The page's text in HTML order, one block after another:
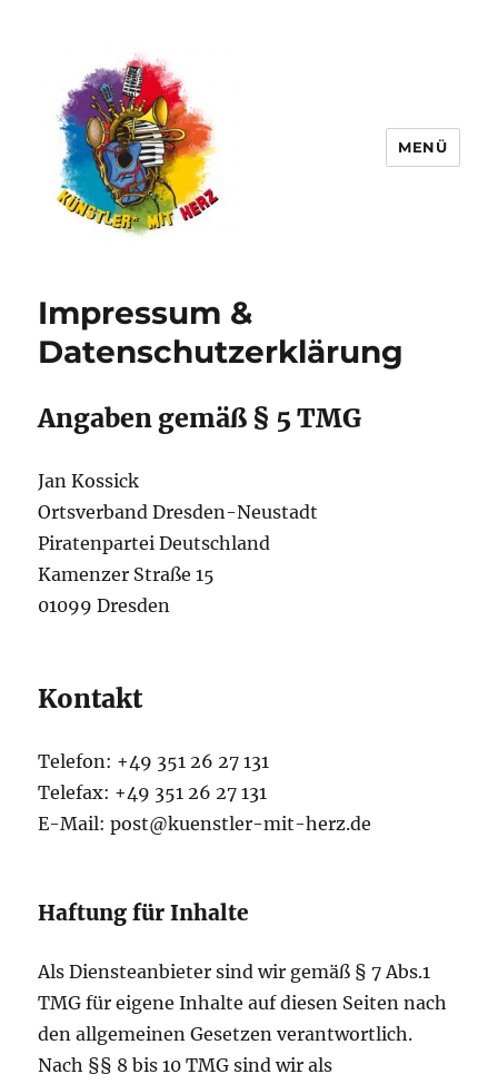
MENÜ
Impressum &
Datenschutzerklärung
Angaben gemäß § 5 TMG
Jan Kossick
Ortsverband Dresden-Neustadt
Piratenpartei Deutschland
Kamenzer Straße 15
01099 Dresden
Kontakt
Telefon: +49 351 26 27 131
Telefax: +49 351 26 27 131
E-Mail: post@kuenstler-mit-herz.de
Haftung für Inhalte
Als Diensteanbieter sind wir gemäß § 7 Abs.1
TMG für eigene Inhalte auf diesen Seiten nach
den allgemeinen Gesetzen verantwortlich.
Nach §§ 8 bis 10 TMG sind wir als